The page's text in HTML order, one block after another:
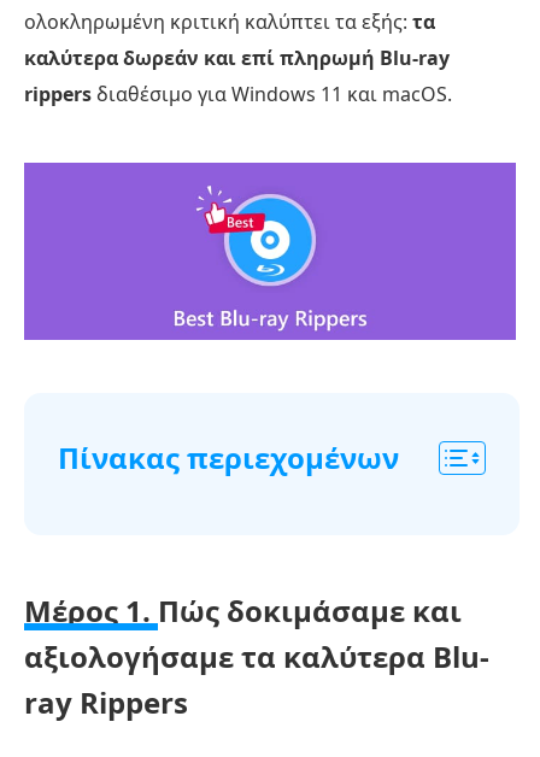
ολοκληρωμένη κριτική καλύπτει τα εξής: τα
καλύτερα δωρεάν και επί πληρωμή Blu-ray
rippers διαθέσιμο για Windows 11 και macOS.
Πίνακας περιεχομένων
δοκιμάσαμε
και
αξιολογήσαμε
τους
Μέρος 1. Πώς δοκιμάσαμε και
αξιολογήσαμε τα καλύτερα Blu-
ray Rippers